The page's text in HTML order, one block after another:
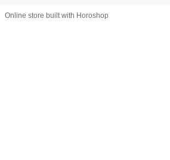
Online store built with Horoshop